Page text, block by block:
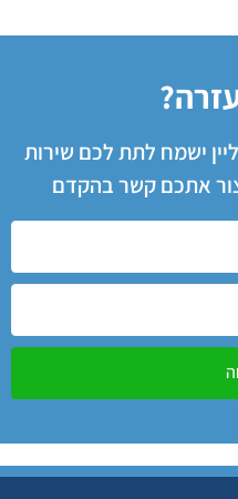
ישמח לתת לכם שירות
אתכם קשר בהקדם